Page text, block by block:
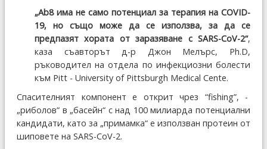
„Ab8 има не само потенциал за терапия на COVID-
19, но също може да се използва, за да се
предпазят хората от заразяване с SARS-CoV-2“,
каза съавторът д-р Джон Мелърс, Ph.D,
ръководител на отдела по инфекциозни болести
към Pitt - University of Pittsburgh Medical Cente.
Спасителният компонент е открит чрез “fishing”, -
„риболов“ в „басейн“ с над 100 милиарда потенциални
кандидати, като за „примамка“ е използван протеин от
шиповете на SARS-CoV-2.